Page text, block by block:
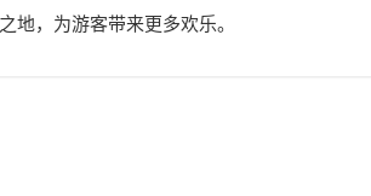
地，为游客带来更多欢乐。